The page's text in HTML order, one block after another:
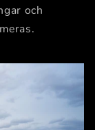
och